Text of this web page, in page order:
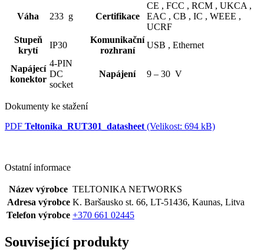
Váha 233 g Certifikace
CE , FCC , RCM , UKCA ,
EAC , CB , IC , WEEE ,
UCRF
Stupeň
krytí
IP30
Komunikační
rozhraní
USB , Ethernet
Napájecí
konektor
4-PIN
DC
socket
Napájení 9 – 30 V
Dokumenty ke stažení
PDF Teltonika_RUT301_datasheet (Velikost: 694 kB)
Ostatní informace
Název výrobce TELTONIKA NETWORKS
Adresa výrobce K. Baršausko st. 66, LT-51436, Kaunas, Litva
Telefon výrobce +370 661 02445
Související produkty